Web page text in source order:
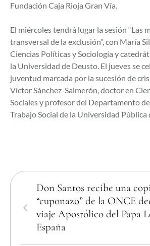
Fundación Caja Rioja Gran Vía.
El miércoles tendrá lugar la sesión “Las
transversal de la exclusión”, con María
Ciencias Políticas y Sociología y
la Universidad de Deusto. El jueves se
juventud marcada por la sucesión de
Víctor Sánchez-Salmerón, doctor en
Sociales y profesor del Departamento
Trabajo Social de la Universidad Pública
Don Santos recibe una
“cuponazo” de la ONCE
viaje Apostólico del Papa
España